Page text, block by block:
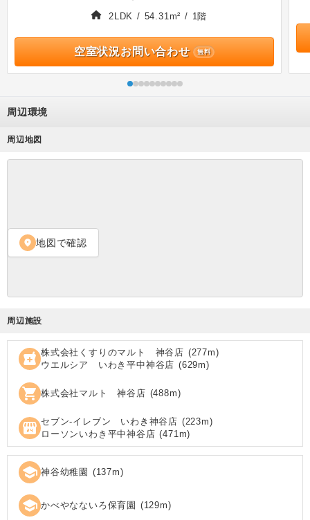
2LDK / 54.31m² / 1階
空室状況お問い合わせ 無料
周辺環境
周辺地図
location_on 地図で確認
周辺施設
local_pharmacy 株式会社くすりのマルト 神谷店 (277m)
ウエルシア いわき平中神谷店 (629m)
shopping_cart 株式会社マルト 神谷店 (488m)
local_convenience_store セブン‐イレブン いわき神谷店 (223m)
ローソンいわき平中神谷店 (471 m)
school 神谷幼稚園 (137m)
school かべやなないろ保育園 (129m)